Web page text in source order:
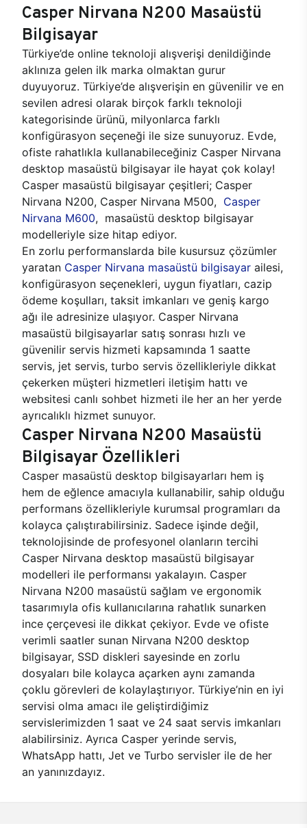
Casper Nirvana N200 Masaüstü
Bilgisayar
Türkiye’de online teknoloji alışverişi denildiğinde
aklınıza gelen ilk marka olmaktan gurur
duyuyoruz. Türkiye’de alışverişin en güvenilir ve en
sevilen adresi olarak birçok farklı teknoloji
kategorisinde ürünü, milyonlarca farklı
konfigürasyon seçeneği ile size sunuyoruz. Evde,
ofiste rahatlıkla kullanabileceğiniz Casper Nirvana
desktop masaüstü bilgisayar ile hayat çok kolay!
Casper masaüstü bilgisayar çeşitleri; Casper
Nirvana N200, Casper Nirvana M500, Casper
Nirvana M600, masaüstü desktop bilgisayar
modelleriyle size hitap ediyor.
En zorlu performanslarda bile kusursuz çözümler
yaratan Casper Nirvana masaüstü bilgisayar ailesi,
konfigürasyon seçenekleri, uygun fiyatları, cazip
ödeme koşulları, taksit imkanları ve geniş kargo
ağı ile adresinize ulaşıyor. Casper Nirvana
masaüstü bilgisayarlar satış sonrası hızlı ve
güvenilir servis hizmeti kapsamında 1 saatte
servis, jet servis, turbo servis özellikleriyle dikkat
çekerken müşteri hizmetleri iletişim hattı ve
websitesi canlı sohbet hizmeti ile her an her yerde
ayrıcalıklı hizmet sunuyor.
Casper Nirvana N200 Masaüstü
Bilgisayar Özellikleri
Casper masaüstü desktop bilgisayarları hem iş
hem de eğlence amacıyla kullanabilir, sahip olduğu
performans özellikleriyle kurumsal programları da
kolayca çalıştırabilirsiniz. Sadece işinde değil,
teknolojisinde de profesyonel olanların tercihi
Casper Nirvana desktop masaüstü bilgisayar
modelleri ile performansı yakalayın. Casper
Nirvana N200 masaüstü sağlam ve ergonomik
tasarımıyla ofis kullanıcılarına rahatlık sunarken
ince çerçevesi ile dikkat çekiyor. Evde ve ofiste
verimli saatler sunan Nirvana N200 desktop
bilgisayar, SSD diskleri sayesinde en zorlu
dosyaları bile kolayca açarken aynı zamanda
çoklu görevleri de kolaylaştırıyor. Türkiye’nin en iyi
servisi olma amacı ile geliştirdiğimiz
servislerimizden 1 saat ve 24 saat servis imkanları
alabilirsiniz. Ayrıca Casper yerinde servis,
WhatsApp hattı, Jet ve Turbo servisler ile de her
an yanınızdayız.